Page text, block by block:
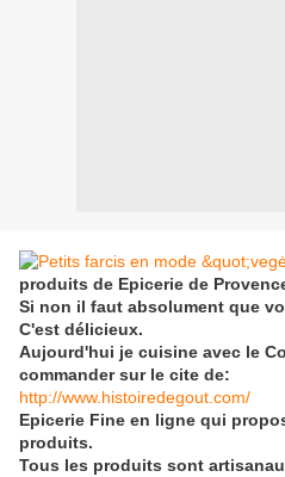
produits de Epicerie de
Si non il faut absolument que
C'est délicieux.
Aujourd'hui je cuisine avec le
commander sur le cite de:
http://www.histoiredegout.com/
Epicerie Fine en ligne qui
produits.
Tous les produits sont